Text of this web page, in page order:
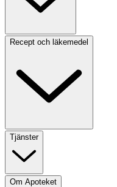
Recept och läkemedel
Tjänster
Om Apoteket